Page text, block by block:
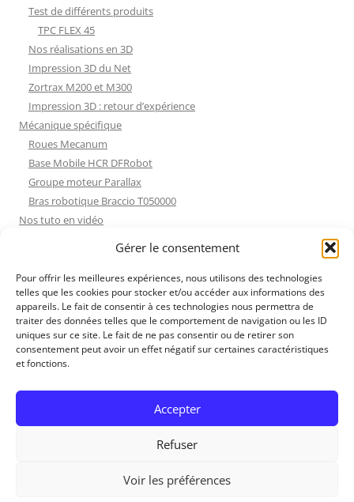
Gérer le consentement
Pour offrir les meilleures expériences, nous utilisons des technologies
telles que les cookies pour stocker et/ou accéder aux informations des
appareils. Le fait de consentir à ces technologies nous permettra de
traiter des données telles que le comportement de navigation ou les ID
uniques sur ce site. Le fait de ne pas consentir ou de retirer son
consentement peut avoir un effet négatif sur certaines caractéristiques
et fonctions.
Accepter
Refuser
Voir les préférences
Test de différents produits
TPC FLEX 45
Nos réalisations en 3D
Impression 3D du Net
Zortrax M200 et M300
Impression 3D : retour d’expérience
Mécanique spécifique
Roues Mecanum
Base Mobile HCR DFRobot
Groupe moteur Parallax
Bras robotique Braccio T050000
Nos tuto en vidéo
Les Moteurs Pas à Pas
Projets Processing
Amélioration de l’habitat
Tir sportif
Fichiers dessin
Fichiers dessin
Contact et mentions légales
RedOhm, 2014